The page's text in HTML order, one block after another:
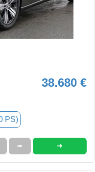
38.680 €
PS)
➦ ➜